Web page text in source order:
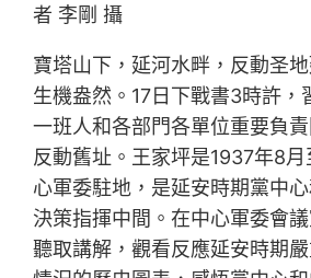
者 李剛 攝
寶塔山下，延河水畔，反動圣地
生機盎然。17日下戰書3時許，
一班人和各部門各單位重要負
反動舊址。王家坪是1937年8
心軍委駐地，是延安時期黨中
決策指揮中間。在中心軍委會
聽取講解，觀看反應延安時期